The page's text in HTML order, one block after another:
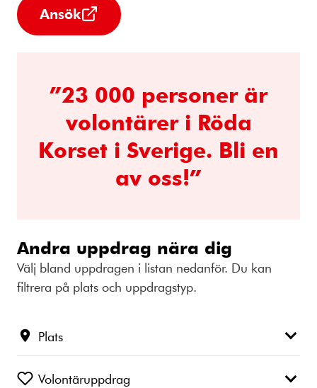
Ansök
”23 000 personer är
volontärer i Röda
Korset i Sverige. Bli en
av oss!”
Andra uppdrag nära dig
Välj bland uppdragen i listan nedanför. Du kan
filtrera på plats och uppdragstyp.
Plats
Volontäruppdrag